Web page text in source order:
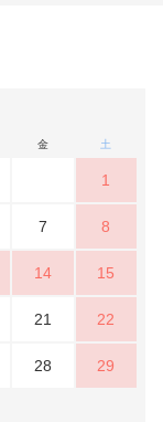
金 土
1
7 8
14 15
21 22
28 29